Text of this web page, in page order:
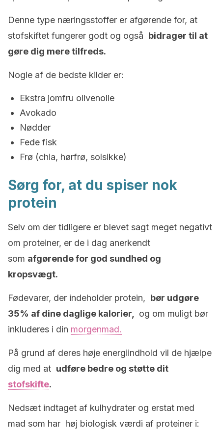
Denne type næringsstoffer er afgørende for, at
stofskiftet fungerer godt og også bidrager til at
gøre dig mere tilfreds.
Nogle af de bedste kilder er:
Ekstra jomfru olivenolie
Avokado
Nødder
Fede fisk
Frø (chia, hørfrø, solsikke)
Sørg for, at du spiser nok
protein
Selv om der tidligere er blevet sagt meget negativt
om proteiner, er de i dag anerkendt
som afgørende for god sundhed og
kropsvægt.
Fødevarer, der indeholder protein, bør udgøre
35% af dine daglige kalorier,
og om muligt bør
inkluderes i din morgenmad.
På grund af deres høje energiindhold vil de hjælpe
dig med at udføre bedre og støtte dit
stofskifte.
Nedsæt indtaget af kulhydrater og erstat med
mad som har høj biologisk værdi af proteiner i: